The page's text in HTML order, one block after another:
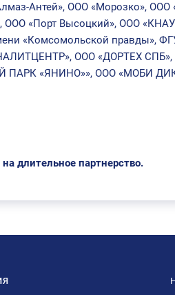
Антей», ООО «Морозко», ООО
ООО «Порт Высоцкий», ООО
«Комсомольской правды»,
ООО «ДОРТЕХ
ПАРК «ЯНИНО»», ООО «МОБИ
длительное партнерство.